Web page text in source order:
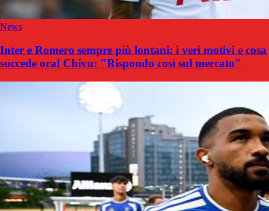
News
Inter e Romero sempre più lontani: i veri motivi e cosa
succede ora! Chivu: "Rispondo così sul mercato"